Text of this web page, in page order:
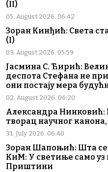
(II)
05. August 2026. 06:42
Зоран Кинђић: Света
(I)
03. August 2026. 05:59
Јасмина С. Ћирић:
деспота Стефана не
они постају мера
02. August 2026. 06:20
Александра
творац научног
31. July 2026. 06:40
Зоран Шапоњић: Шта се
КиМ: У светиње само
Приштини